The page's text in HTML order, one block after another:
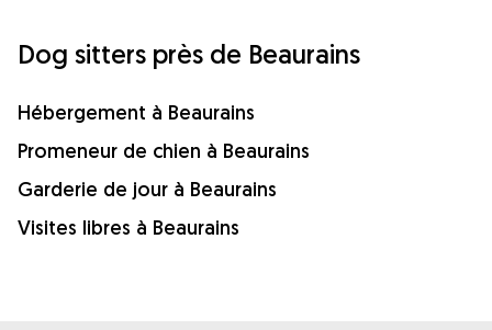
Dog sitters près de Beaurains
Hébergement à Beaurains
Promeneur de chien à Beaurains
Garderie de jour à Beaurains
Visites libres à Beaurains